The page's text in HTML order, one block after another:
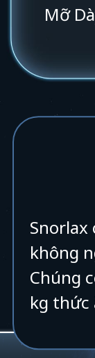
Mỡ
Snorlax
không
Chúng
kg thức